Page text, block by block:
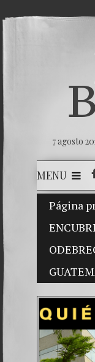
7 agosto
MENU
Página
Bitkov, una